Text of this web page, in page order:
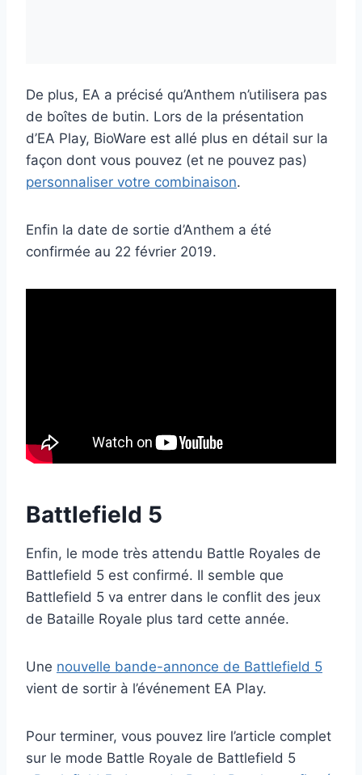
De plus, EA a précisé qu’Anthem n’utilisera pas
de boîtes de butin. Lors de la présentation
d’EA Play, BioWare est allé plus en détail sur la
façon dont vous pouvez (et ne pouvez pas)
personnaliser votre combinaison.
Enfin la date de sortie d’Anthem a été
confirmée au 22 février 2019.
Battlefield 5
Enfin, le mode très attendu Battle Royales de
Battlefield 5 est confirmé. Il semble que
Battlefield 5 va entrer dans le conflit des jeux
de Bataille Royale plus tard cette année.
Une nouvelle bande-annonce de Battlefield 5
vient de sortir à l’événement EA Play.
Pour terminer, vous pouvez lire l’article complet
sur le mode Battle Royale de Battlefield 5